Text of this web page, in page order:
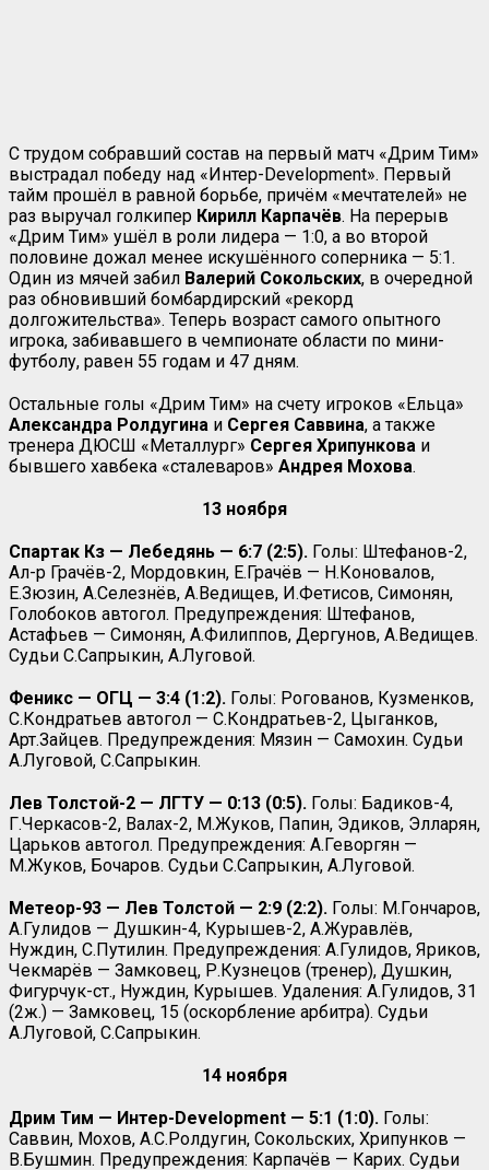
С трудом собравший состав на первый матч «Дрим Тим»
выстрадал победу над «Интер-Development». Первый
тайм прошёл в равной борьбе, причём «мечтателей» не
раз выручал голкипер Кирилл Карпачёв. На перерыв
«Дрим Тим» ушёл в роли лидера — 1:0, а во второй
половине дожал менее искушённого соперника — 5:1.
Один из мячей забил Валерий Сокольских, в очередной
раз обновивший бомбардирский «рекорд
долгожительства». Теперь возраст самого опытного
игрока, забивавшего в чемпионате области по мини-
футболу, равен 55 годам и 47 дням.
Остальные голы «Дрим Тим» на счету игроков «Ельца»
Александра Ролдугина и Сергея Саввина, а также
тренера ДЮСШ «Металлург» Сергея Хрипункова и
бывшего хавбека «сталеваров» Андрея Мохова.
13 ноября
Спартак Кз — Лебедянь — 6:7 (2:5). Голы: Штефанов-2,
Ал-р Грачёв-2, Мордовкин, Е.Грачёв — Н.Коновалов,
Е.Зюзин, А.Селезнёв, А.Ведищев, И.Фетисов, Симонян,
Голобоков автогол. Предупреждения: Штефанов,
Астафьев — Симонян, А.Филиппов, Дергунов, А.Ведищев.
Судьи С.Сапрыкин, А.Луговой.
Феникс — ОГЦ — 3:4 (1:2). Голы: Рогованов, Кузменков,
С.Кондратьев автогол — С.Кондратьев-2, Цыганков,
Арт.Зайцев. Предупреждения: Мязин — Самохин. Судьи
А.Луговой, С.Сапрыкин.
Лев Толстой-2 — ЛГТУ — 0:13 (0:5). Голы: Бадиков-4,
Г.Черкасов-2, Валах-2, М.Жуков, Папин, Эдиков, Элларян,
Царьков автогол. Предупреждения: А.Геворгян —
М.Жуков, Бочаров. Судьи С.Сапрыкин, А.Луговой.
Метеор-93 — Лев Толстой — 2:9 (2:2). Голы: М.Гончаров,
А.Гулидов — Душкин-4, Курышев-2, А.Журавлёв,
Нуждин, С.Путилин. Предупреждения: А.Гулидов, Яриков,
Чекмарёв — Замковец, Р.Кузнецов (тренер), Душкин,
Фигурчук-ст., Нуждин, Курышев. Удаления: А.Гулидов, 31
(2ж.) — Замковец, 15 (оскорбление арбитра). Судьи
А.Луговой, С.Сапрыкин.
14 ноября
Дрим Тим — Интер-Development — 5:1 (1:0). Голы:
Саввин, Мохов, А.С.Ролдугин, Сокольских, Хрипунков —
В.Бушмин. Предупреждения: Карпачёв — Карих. Судьи